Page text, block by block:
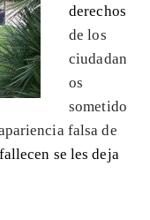
derechos
de los
ciudadan
os
sometido
falsa de
se les deja